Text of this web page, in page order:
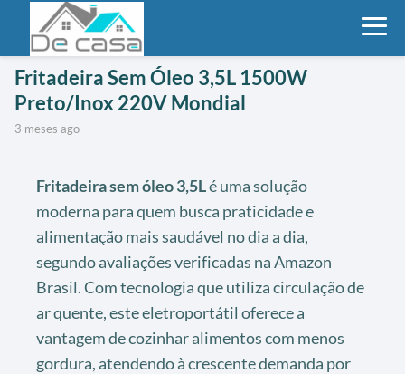
Fritadeira Sem Óleo 3,5L 1500W
Preto/Inox 220V Mondial
3 meses ago
Fritadeira sem óleo 3,5Lé uma solução
moderna para quem busca praticidade e
alimentação mais saudável no dia a dia,
segundo avaliações verificadas na Amazon
Brasil. Com tecnologia que utiliza circulação de
ar quente, este eletroportátil oferece a
vantagem de cozinhar alimentos com menos
gordura, atendendo à crescente demanda por